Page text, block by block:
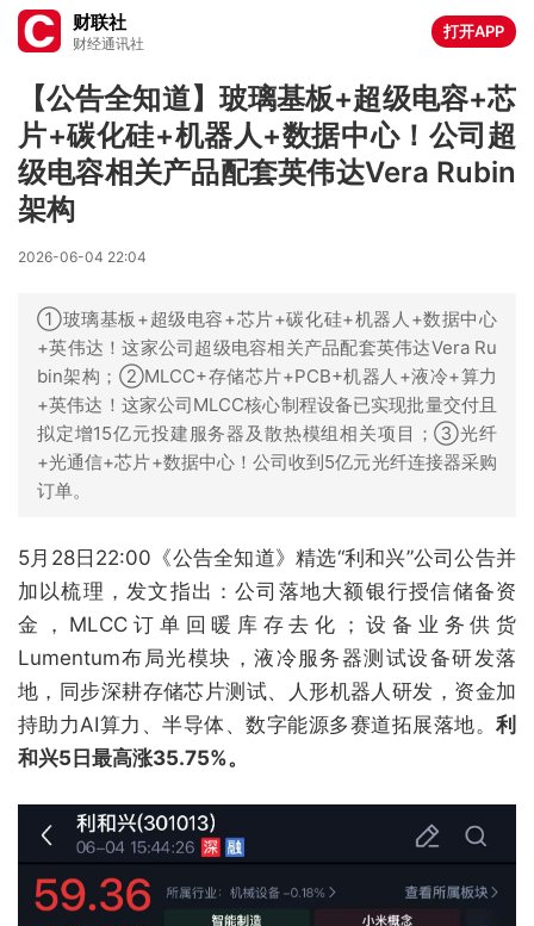
财联社
财经通讯社
打开APP
【公告全知道】玻璃基板+超级电容+芯
片+碳化硅+机器人+数据中心！公司超
级电容相关产品配套英伟达Vera Rubin
架构
2026-06-04 22:04
①玻璃基板+超级电容+芯片+碳化硅+机器人+数据中心
+英伟达！这家公司超级电容相关产品配套英伟达Vera Ru
bin架构；②MLCC+存储芯片+PCB+机器人+液冷+算力
+英伟达！这家公司MLCC核心制程设备已实现批量交付且
拟定增15亿元投建服务器及散热模组相关项目；③光纤
+光通信+芯片+数据中心！公司收到5亿元光纤连接器采购
订单。
5月28日22:00《公告全知道》精选“利和兴”公司公告并
加以梳理，发文指出：公司落地大额银行授信储备资
金，MLCC订单回暖库存去化；设备业务供货
Lumentum布局光模块，液冷服务器测试设备研发落
地，同步深耕存储芯片测试、人形机器人研发，资金加
持助力AI算力、半导体、数字能源多赛道拓展落地。 利
和兴5日最高涨35.75%。